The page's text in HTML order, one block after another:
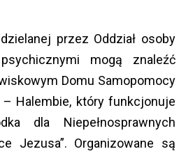
przez Oddział osoby
mogą znaleźć
Domu Samopomocy
Halembie, który funkcjonuje
dla Niepełnosprawnych
Jezusa”. Organizowane są